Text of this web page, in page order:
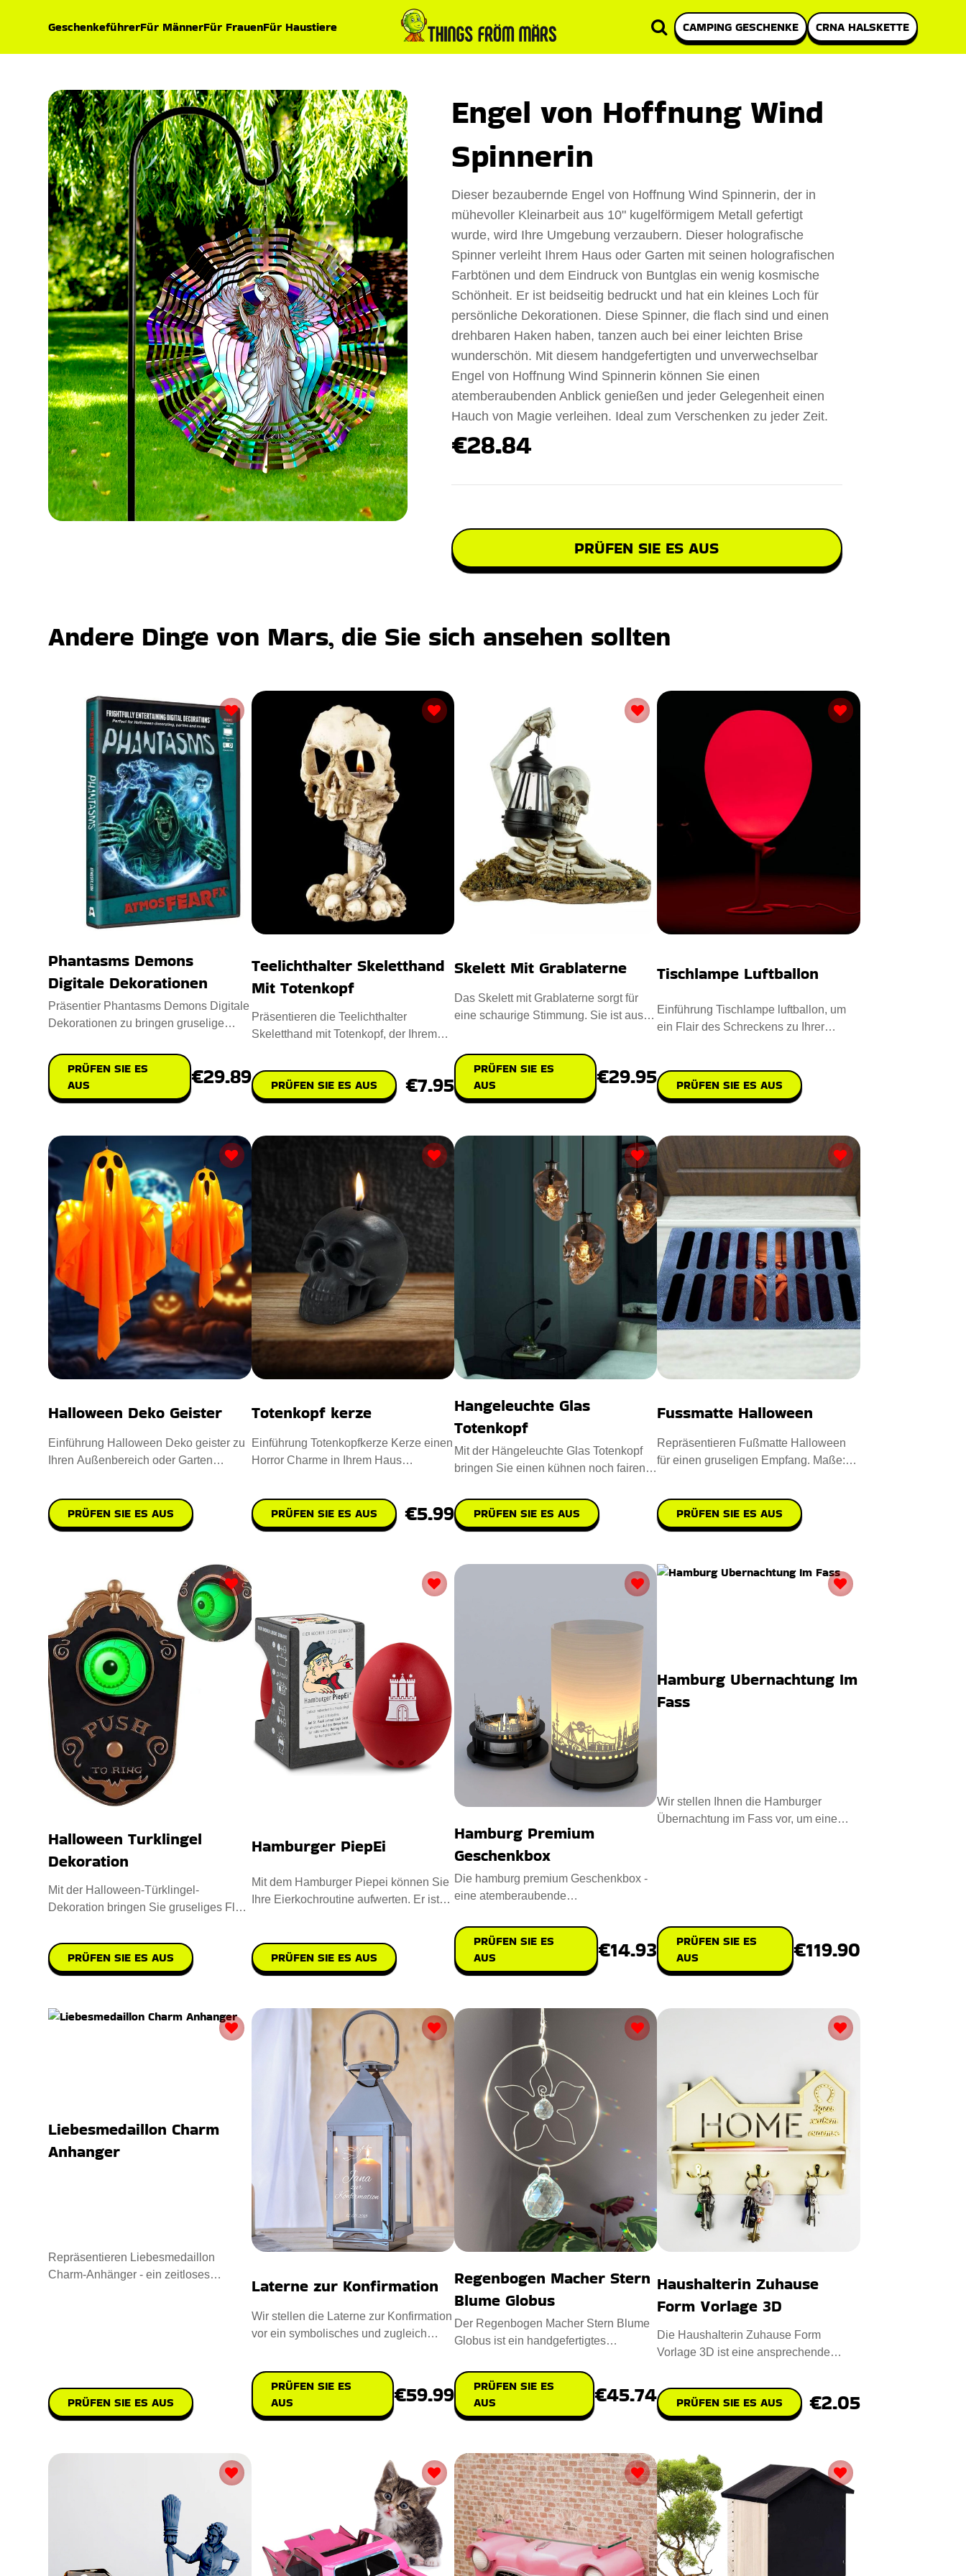
GeschenkeführerFür MännerFür FrauenFür Haustiere CAMPING GESCHENKE CRNA HALSKETTE
Engel von Hoffnung Wind
Spinnerin
Dieser bezaubernde Engel von Hoffnung Wind Spinnerin, der in
mühevoller Kleinarbeit aus 10" kugelförmigem Metall gefertigt
wurde, wird Ihre Umgebung verzaubern. Dieser holografische
Spinner verleiht Ihrem Haus oder Garten mit seinen holografischen
Farbtönen und dem Eindruck von Buntglas ein wenig kosmische
Schönheit. Er ist beidseitig bedruckt und hat ein kleines Loch für
persönliche Dekorationen. Diese Spinner, die flach sind und einen
drehbaren Haken haben, tanzen auch bei einer leichten Brise
wunderschön. Mit diesem handgefertigten und unverwechselbar
Engel von Hoffnung Wind Spinnerin können Sie einen
atemberaubenden Anblick genießen und jeder Gelegenheit einen
Hauch von Magie verleihen. Ideal zum Verschenken zu jeder Zeit.
€28.84
PRÜFEN SIE ES AUS
Andere Dinge von Mars, die Sie sich ansehen sollten
Phantasms Demons
Digitale Dekorationen
Präsentier Phantasms Demons Digitale
Dekorationen zu bringen gruselige
PRÜFEN SIE ES
AUS
€29.89
Teelichthalter Skeletthand
Mit Totenkopf
Präsentieren die Teelichthalter
Skeletthand mit Totenkopf, der Ihrem
PRÜFEN SIE ES AUS €7.95
Skelett Mit Grablaterne
Das Skelett mit Grablaterne sorgt für
eine schaurige Stimmung. Sie ist aus
PRÜFEN SIE ES
AUS
€29.95
Tischlampe Luftballon
Einführung Tischlampe luftballon, um
ein Flair des Schreckens zu Ihrer
PRÜFEN SIE ES AUS
Halloween Deko Geister
Einführung Halloween Deko geister zu
Ihren Außenbereich oder Garten
PRÜFEN SIE ES AUS
Totenkopf kerze
Einführung Totenkopfkerze Kerze einen
Horror Charme in Ihrem Haus
PRÜFEN SIE ES AUS €5.99
Hangeleuchte Glas
Totenkopf
Mit der Hängeleuchte Glas Totenkopf
bringen Sie einen kühnen noch fairen
PRÜFEN SIE ES AUS
Fussmatte Halloween
Repräsentieren Fußmatte Halloween
für einen gruseligen Empfang. Maße:
PRÜFEN SIE ES AUS
Halloween Turklingel
Dekoration
Mit der Halloween-Türklingel-
Dekoration bringen Sie gruseliges Flair
PRÜFEN SIE ES AUS
Hamburger PiepEi
Mit dem Hamburger Piepei können Sie
Ihre Eierkochroutine aufwerten. Er ist
PRÜFEN SIE ES AUS
Hamburg Premium
Geschenkbox
Die hamburg premium Geschenkbox -
eine atemberaubende
Hamburger Wah
PRÜFEN SIE ES
AUS
€14.93
Hamburg Ubernachtung Im
Fass
Wir stellen Ihnen die Hamburger
Übernachtung im Fass vor, um eine
PRÜFEN SIE ES
AUS
€119.90
Liebesmedaillon Charm
Anhanger
Repräsentieren Liebesmedaillon
Charm-Anhänger - ein zeitloses
PRÜFEN SIE ES AUS
Laterne zur Konfirmation
Wir stellen die Laterne zur Konfirmation
vor ein symbolisches und zugleich
PRÜFEN SIE ES
AUS
€59.99
Regenbogen Macher Stern
Blume Globus
Der Regenbogen Macher Stern Blume
Globus ist ein handgefertigtes
PRÜFEN SIE ES
AUS
€45.74
Haushalterin Zuhause
Form Vorlage 3D
Die Haushalterin Zuhause Form
Vorlage 3D ist eine ansprechende
PRÜFEN SIE ES AUS €2.05